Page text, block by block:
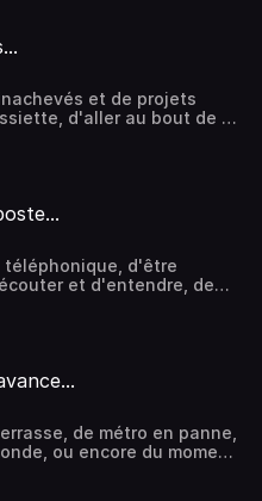
politique-de-
et de projets
d'aller au bout de sa
Hébergé par
politique-de-
d'être
et d'entendre, de
du cœur... Enfin..., juste
quoi...! Hébergé par
de métro en panne,
ou encore du moment
message que vous
Visitez